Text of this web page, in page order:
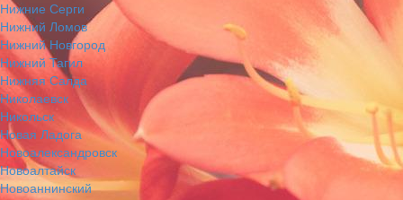
Нижние Серги
Нижний Ломов
Нижний Новгород
Нижний Тагил
Нижняя Салда
Николаевск
Никольск
Новая Ладога
Новоалександровск
Новоалтайск
Новоаннинский